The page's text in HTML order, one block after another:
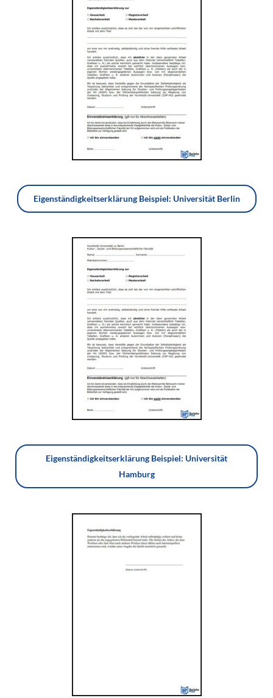
Eigenständigkeitserklärung Beispiel: Universität Berlin
Eigenständigkeitserklärung Beispiel: Universität
Hamburg